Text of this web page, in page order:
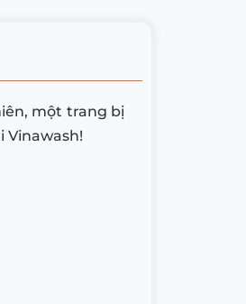
một trang bị
Vinawash!